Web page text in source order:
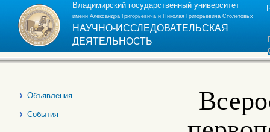
Владимирский государственный университет
имени Александра Григорьевича и Николая Григорьевича Столетовых
НАУЧНО-ИССЛЕДОВАТЕЛЬСКАЯ
ДЕЯТЕЛЬНОСТЬ
Объявления
События